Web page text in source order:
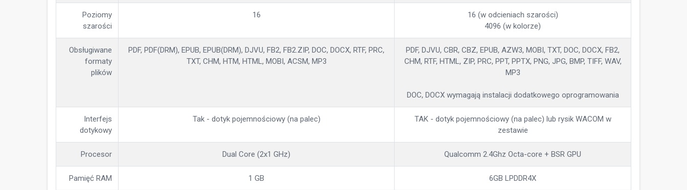
Poziomy
szarości
16
16 (w odcieniach szarości)
4096 (w kolorze)
Obsługiwane
formaty
plików
PDF, PDF(DRM), EPUB, EPUB(DRM), DJVU, FB2, FB2.ZIP, DOC, DOCX, RTF, PRC,
TXT, CHM, HTM, HTML, MOBI, ACSM, MP3
PDF, DJVU, CBR, CBZ, EPUB, AZW3, MOBI, TXT, DOC, DOCX, FB2,
CHM, RTF, HTML, ZIP, PRC, PPT, PPTX, PNG, JPG, BMP, TIFF, WAV,
MP3
DOC, DOCX wymagają instalacji dodatkowego oprogramowania
Interfejs
dotykowy
Tak - dotyk pojemnościowy (na palec)
TAK - dotyk pojemnościowy (na palec) lub rysik WACOM w
zestawie
Procesor Dual Core (2x1 GHz) Qualcomm 2.4Ghz Octa-core + BSR GPU
Pamięć RAM 1 GB 6GB LPDDR4X